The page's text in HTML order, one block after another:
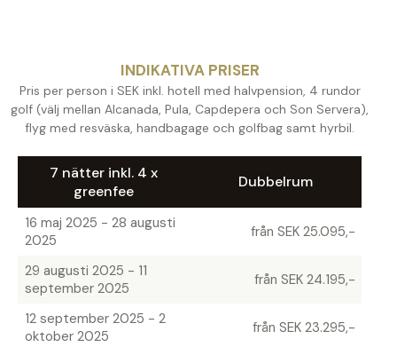
INDIKATIVA PRISER
Pris per person i SEK inkl. hotell med halvpension, 4 rundor
golf (välj mellan Alcanada, Pula, Capdepera och Son Servera),
flyg med resväska, handbagage och golfbag samt hyrbil.
7 nätter inkl. 4 x
greenfee
Dubbelrum
16 maj 2025 - 28 augusti
2025
från SEK 25.095,-
29 augusti 2025 - 11
september 2025
från SEK 24.195,-
12 september 2025 - 2
oktober 2025
från SEK 23.295,-